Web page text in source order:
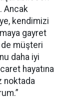
Ancak
kendimizi
gayret
de müşteri
daha iyi
hayatına
noktada